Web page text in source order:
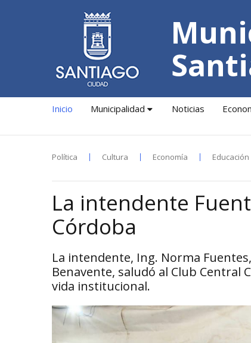
Inicio Municipalidad Noticias
Política Cultura Economía Educación
La intendente
Córdoba
La intendente, Ing. Norma
Benavente, saludó al Club Central
vida institucional.